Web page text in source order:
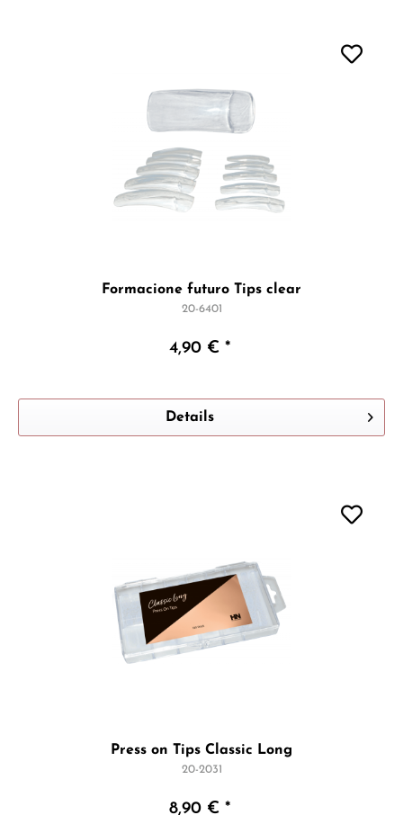
Formacione futuro Tips clear
20-6401
4,90 € *
Details
Press on Tips Classic Long
20-2031
8,90 € *